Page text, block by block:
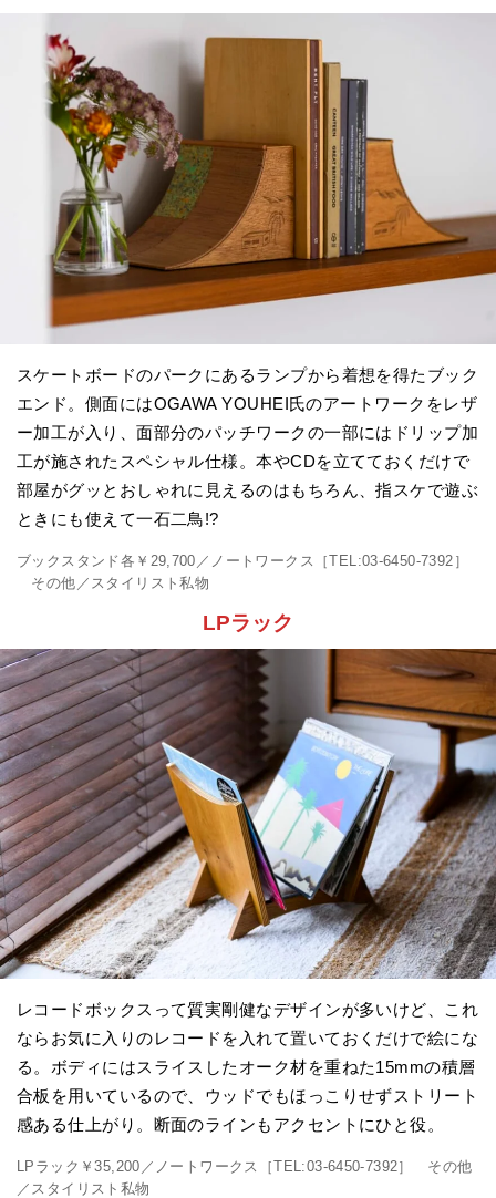
スケートボードのパークにあるランプから着想を得たブック
エンド。側面にはOGAWA YOUHEI氏のアートワークをレザ
ー加工が入り、面部分のパッチワークの一部にはドリップ加
工が施されたスペシャル仕様。本やCDを立てておくだけで
部屋がグッとおしゃれに見えるのはもちろん、指スケで遊ぶ
ときにも使えて一石二鳥!?
ブックスタンド各￥29,700／ノートワークス［TEL:03-6450-7392］
その他／スタイリスト私物
LPラック
レコードボックスって質実剛健なデザインが多いけど、これ
ならお気に入りのレコードを入れて置いておくだけで絵にな
る。ボディにはスライスしたオーク材を重ねた15mmの積層
合板を用いているので、ウッドでもほっこりせずストリート
感ある仕上がり。断面のラインもアクセントにひと役。
LPラック￥35,200／ノートワークス［TEL:03-6450-7392］ その他
／スタイリスト私物